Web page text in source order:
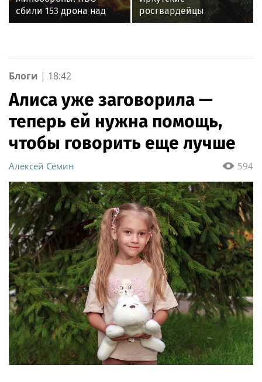
роман опубликован в
2016 г. )
сбили 153 дрона над
Россией за ночь 9
росгвардейцы
завоевали золото на
Жукова округа
стрельбе
Блоги | 18:42
Алиса уже заговорила —
теперь ей нужна помощь,
чтобы говорить еще лучше
594
Алексей Сёмин